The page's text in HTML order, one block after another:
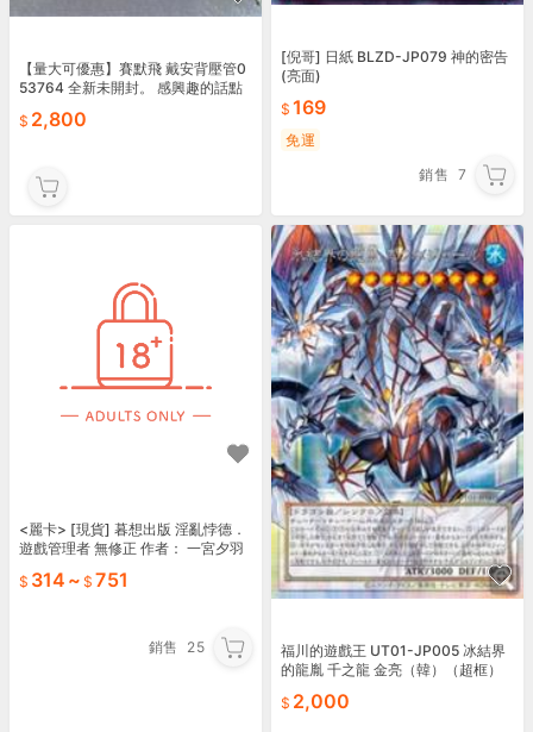
【量大可優惠】賽默飛 戴安背壓管0
53764 全新未開封。 感興趣的話點
2,800
[倪哥] 日紙 BLZD-JP079 神的密告
(亮面)
169
免運
銷售 7
<麗卡> [現貨] 暮想出版 淫亂悖德．
遊戲管理者 無修正 作者： 一宮夕羽
314 ~ 751
銷售 25
福川的遊戲王 UT01-JP005 冰結界
的龍胤 千之龍 金亮（韓）（超框）
2,000